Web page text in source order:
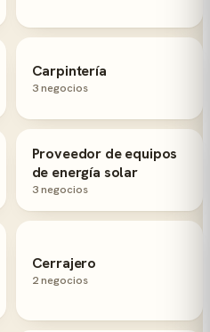
Carpintería
3 negocios
Proveedor de equipos
de energía solar
3 negocios
Cerrajero
2 negocios